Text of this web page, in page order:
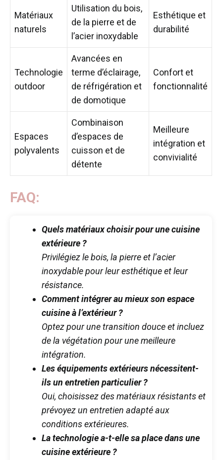
Matériaux
naturels
Utilisation du bois,
de la pierre et de
l’acier inoxydable
Esthétique et
durabilité
Technologie
outdoor
Avancées en
terme d’éclairage,
de réfrigération et
de domotique
Confort et
fonctionnalité
Espaces
polyvalents
Combinaison
d’espaces de
cuisson et de
détente
Meilleure
intégration et
convivialité
FAQ:
Quels matériaux choisir pour une cuisine
extérieure ?
Privilégiez le bois, la pierre et l’acier
inoxydable pour leur esthétique et leur
résistance.
Comment intégrer au mieux son espace
cuisine à l’extérieur ?
Optez pour une transition douce et incluez
de la végétation pour une meilleure
intégration.
Les équipements extérieurs nécessitent-
ils un entretien particulier ?
Oui, choisissez des matériaux résistants et
prévoyez un entretien adapté aux
conditions extérieures.
La technologie a-t-elle sa place dans une
cuisine extérieure ?